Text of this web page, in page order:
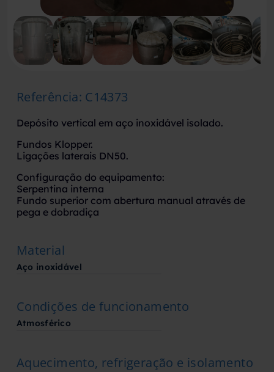
Referência: C14373
Depósito vertical em aço inoxidável isolado.
Fundos Klopper.
Ligações laterais DN50.
Configuração do equipamento:
Serpentina interna
Fundo superior com abertura manual através de
pega e dobradiça
Material
Aço inoxidável
Condições de funcionamento
Atmosférico
Aquecimento, refrigeração e isolamento